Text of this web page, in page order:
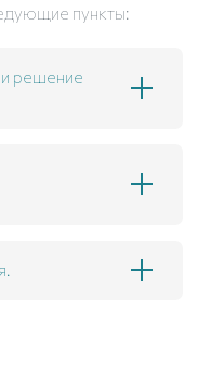
пункты:
решение